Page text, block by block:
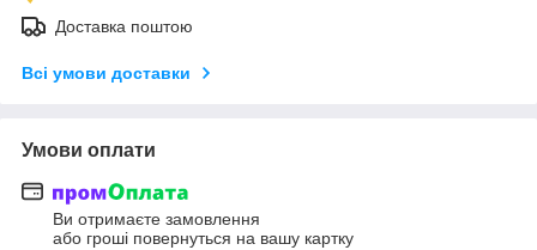
Доставка поштою
Всі умови доставки
Умови оплати
Ви отримаєте замовлення
або гроші повернуться на вашу картку